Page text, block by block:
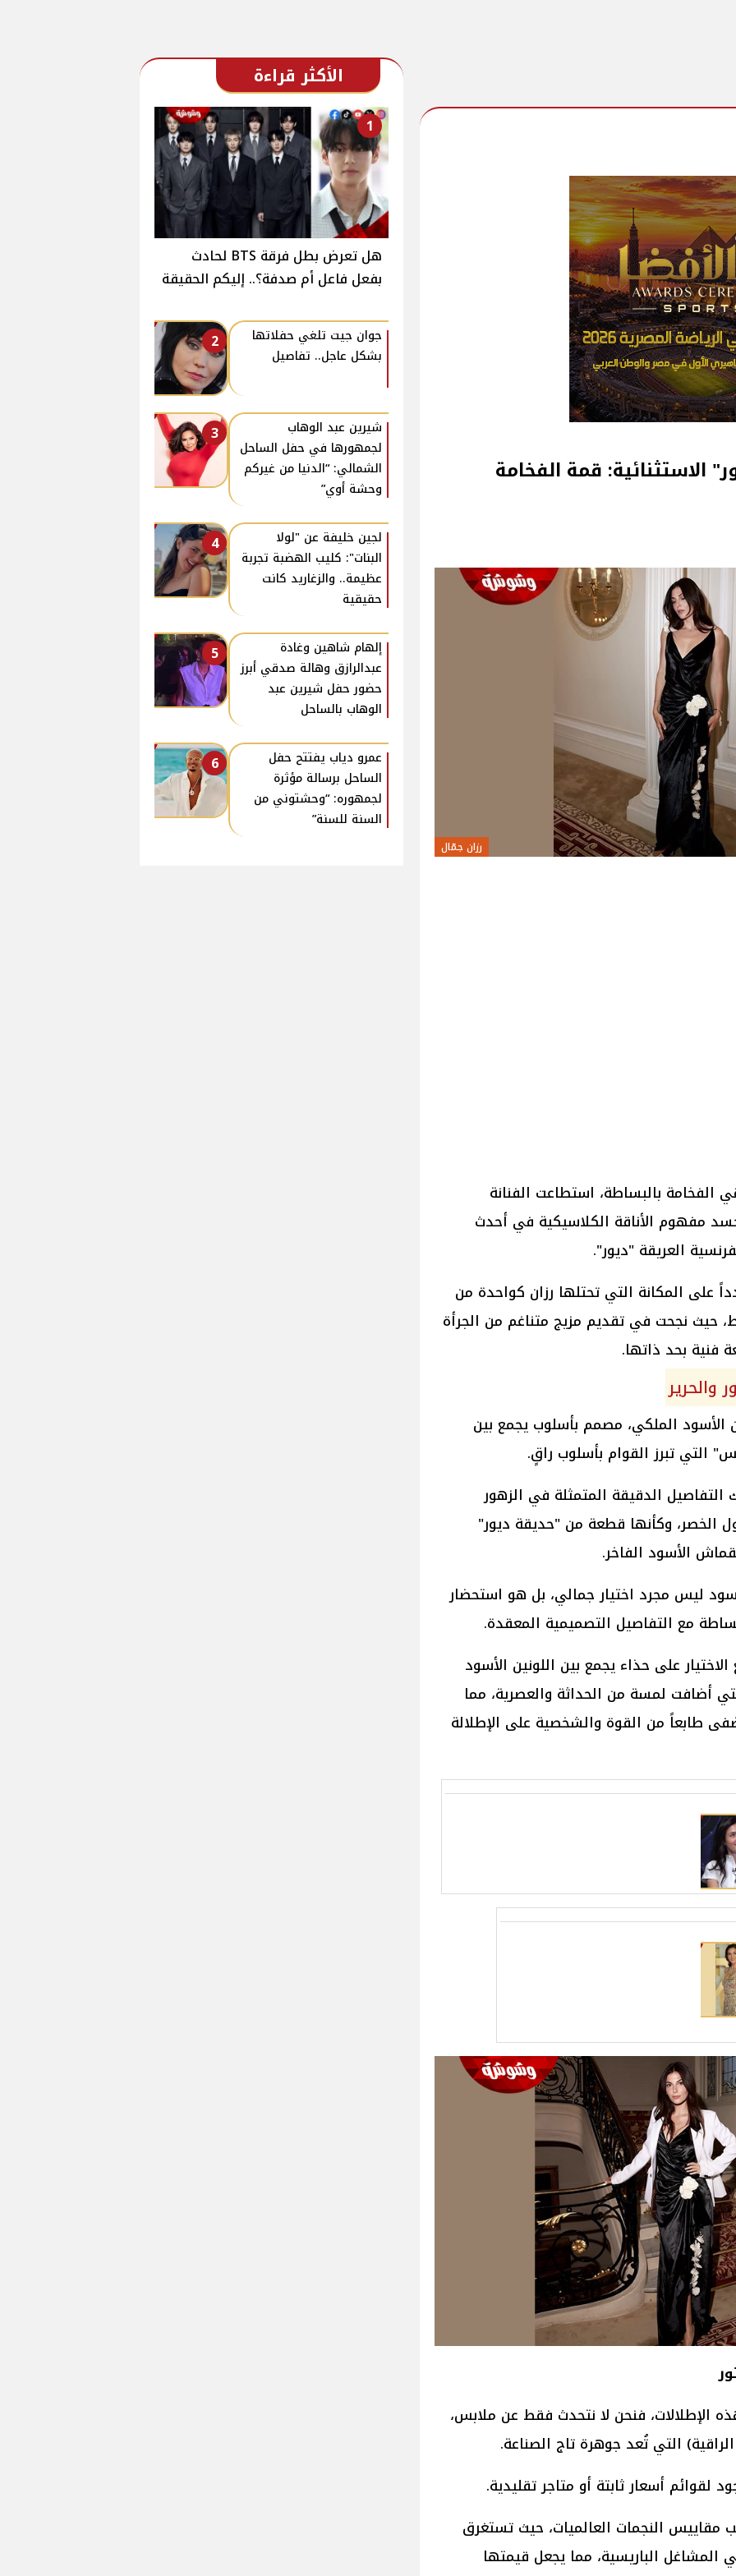
الاستثنائية: قمة الفخامة
رزان جمّال
الفخامة بالبساطة، استطاعت الفنانة
تجسد مفهوم الأناقة الكلاسيكية في أحدث
العريقة "ديور".
على المكانة التي تحتلها رزان كواحدة من
حيث نجحت في تقديم مزيج متناغم من الجرأة
فنية بحد ذاتها.
والحرير
الأسود الملكي، مصمم بأسلوب يجمع بين
التي تبرز القوام بأسلوب راقٍ.
الدقيقة المتمثلة في الزهور
الخصر، وكأنها قطعة من "حديقة ديور"
الأسود الفاخر.
ليس مجرد اختيار جمالي، بل هو استحضار
مع التفاصيل التصميمية المعقدة.
على حذاء يجمع بين اللونين الأسود
أضافت لمسة من الحداثة والعصرية، مما
طابعاً من القوة والشخصية على الإطلالة
الإطلالات، فنحن لا نتحدث فقط عن ملابس،
التي تُعد جوهرة تاج الصناعة.
لقوائم أسعار ثابتة أو متاجر تقليدية.
النجمات العالميات، حيث تستغرق
الباريسية، مما يجعل قيمتها
الأكثر قراءة
1
هل تعرض بطل فرقة BTS لحادث
بفعل فاعل أم صدفة؟.. إليكم الحقيقة
2
جوان جيت تلغي حفلاتها
بشكل عاجل.. تفاصيل
3
شيرين عبد الوهاب
لجمهورها في حفل الساحل
الشمالي: “الدنيا من غيركم
وحشة أوي”
4
لجين خليفة عن "لولا
البنات": كليب الهضبة تجربة
عظيمة.. والزغاريد كانت
حقيقية
5
إلهام شاهين وغادة
عبدالرازق وهالة صدقي أبرز
حضور حفل شيرين عبد
الوهاب بالساحل
6
عمرو دياب يفتتح حفل
الساحل برسالة مؤثرة
لجمهوره: “وحشتوني من
السنة للسنة”